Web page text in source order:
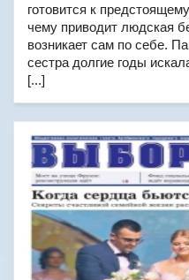
готовится к
чему приводит людская
возникает сам по себе.
сестра долгие годы
[...]